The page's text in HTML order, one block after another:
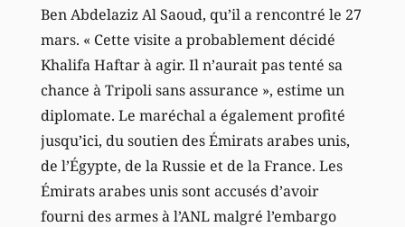
Ben Abdelaziz Al Saoud, qu’il a rencontré le 27
mars. « Cette visite a probablement décidé
Khalifa Haftar à agir. Il n’aurait pas tenté sa
chance à Tripoli sans assurance », estime un
diplomate. Le maréchal a également profité
jusqu’ici, du soutien des Émirats arabes unis,
de l’Égypte, de la Russie et de la France. Les
Émirats arabes unis sont accusés d’avoir
fourni des armes à l’ANL malgré l’embargo